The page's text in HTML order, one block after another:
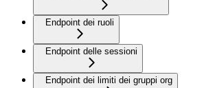
Endpoint dei ruoli
Endpoint delle sessioni
Endpoint dei limiti dei gruppi org